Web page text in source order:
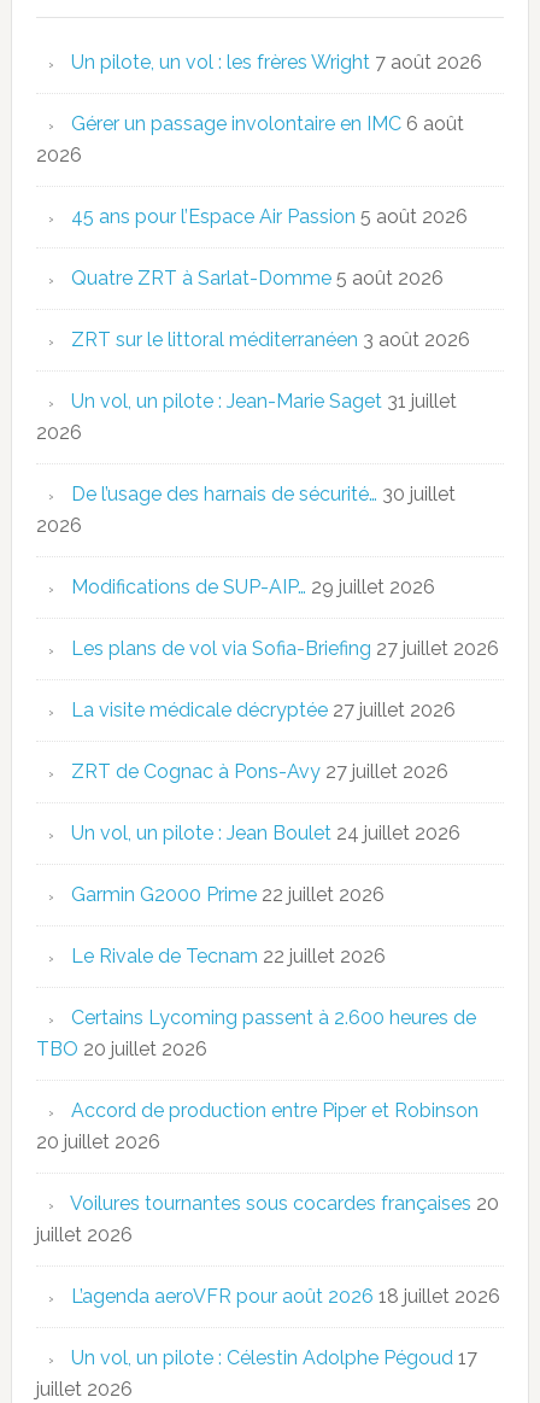
Un pilote, un vol : les frères Wright 7 août 2026
Gérer un passage involontaire en IMC 6 août
2026
45 ans pour l’Espace Air Passion 5 août 2026
Quatre ZRT à Sarlat-Domme 5 août 2026
ZRT sur le littoral méditerranéen 3 août 2026
Un vol, un pilote : Jean-Marie Saget 31 juillet
2026
De l’usage des harnais de sécurité… 30 juillet
2026
Modifications de SUP-AIP… 29 juillet 2026
Les plans de vol via Sofia-Briefing 27 juillet 2026
La visite médicale décryptée 27 juillet 2026
ZRT de Cognac à Pons-Avy 27 juillet 2026
Un vol, un pilote : Jean Boulet 24 juillet 2026
Garmin G2000 Prime 22 juillet 2026
Le Rivale de Tecnam 22 juillet 2026
Certains Lycoming passent à 2.600 heures de
TBO 20 juillet 2026
Accord de production entre Piper et Robinson
20 juillet 2026
Voilures tournantes sous cocardes françaises 20
juillet 2026
L’agenda aeroVFR pour août 2026 18 juillet 2026
Un vol, un pilote : Célestin Adolphe Pégoud 17
juillet 2026